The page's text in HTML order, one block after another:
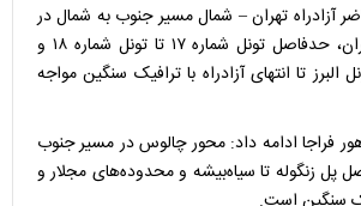
آزادراه تهران – شمال مسیر جنوب به شمال در
محدوده عوارضی تهران، حدفاصل تونل شماره ۱۷ تا تونل شماره ۱۸ و
تا انتهای آزادراه با ترافیک سنگین مواجه
فراجا ادامه داد: محور چالوس در مسیر جنوب
پل زنگوله تا سیاه‌بیشه و محدوده‌های مجلار و